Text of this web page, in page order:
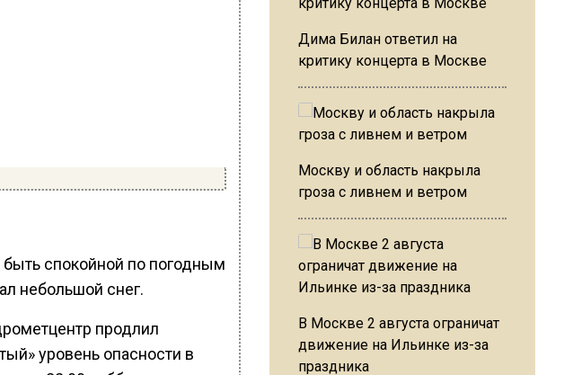
спокойной по погодным
небольшой снег.
Дима Билан ответил на
критику концерта в Москве
Москву и область накрыла
гроза с ливнем и ветром
В Москве 2 августа ограничат
движение на Ильинке из-за
праздника